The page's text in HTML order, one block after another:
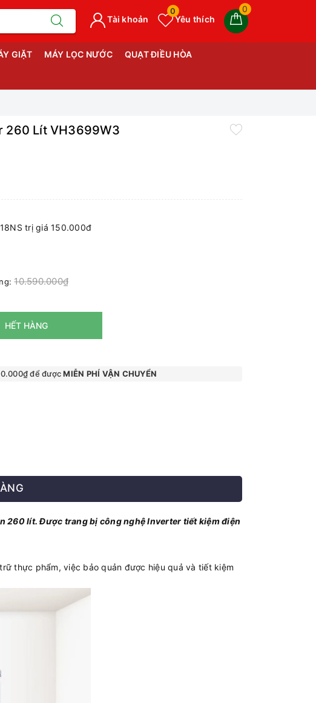
0
Yêu thích
0
Tài khoản
GIẶT MÁY LỌC NƯỚC QUẠT ĐIỀU HÒA
260 Lít VH3699W3
trị giá 150.000đ
10.590.000₫
HẾT HÀNG
để đượcMIỄN PHÍ VẬN CHUYỂN
260 lít. Được trang bị công nghệ Inverter tiết kiệm điện
thực phẩm, việc bảo quản được hiệu quả và tiết kiệm